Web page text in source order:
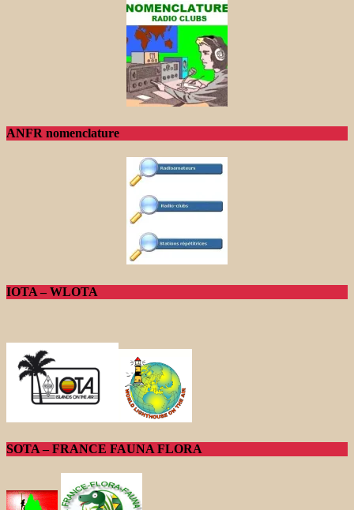
ANFR nomenclature
IOTA – WLOTA
SOTA – FRANCE FAUNA FLORA